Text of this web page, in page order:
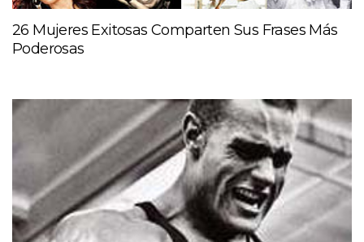
26 Mujeres Exitosas Comparten Sus Frases Más
Poderosas